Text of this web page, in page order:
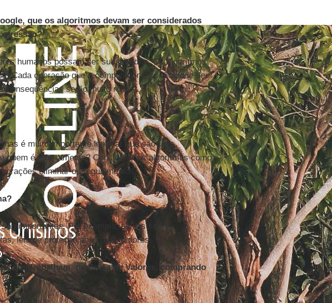
que os algoritmos devam ser considerados
humanos possam ser substituídos. Os algoritmos
Cada operação que o computador faz, não pode ser
consequências serão muito ruins.
é muito importante lembrar que são uma
quem é a ferramenta? Considerar os algoritmos como
eliminar os regulamentos.
importantes. Por exemplo, as leis sobre
leis de proteção aos consumidores.
que trabalham, na Bolsa de Valores, comprando